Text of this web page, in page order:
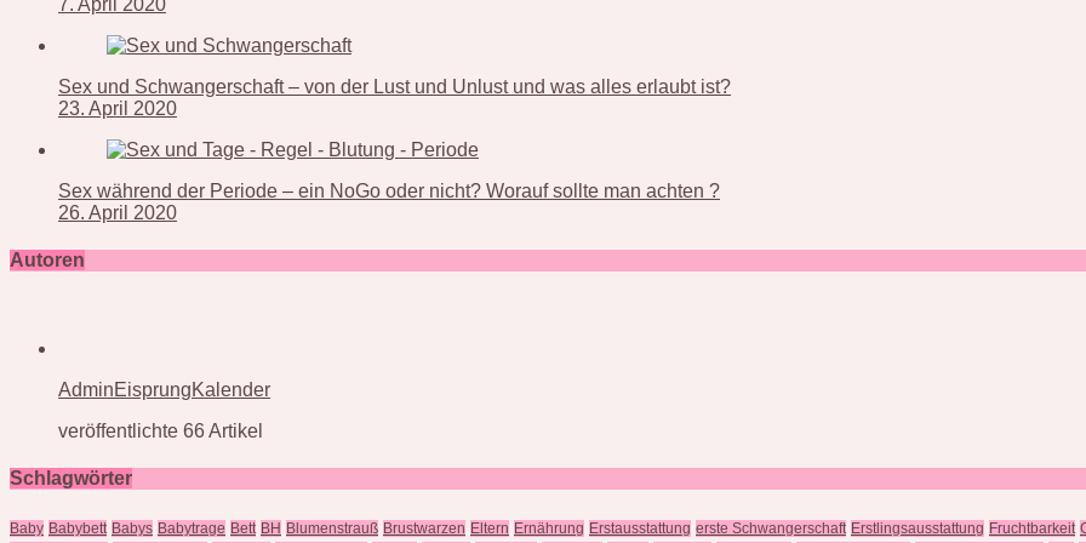
Sex und Schwangerschaft – von der Lust und Unlust und was alles erlaubt ist?
23. April 2020
Sex während der Periode – ein NoGo oder nicht? Worauf sollte man achten ?
26. April 2020
Autoren
AdminEisprungKalender
veröffentlichte 66 Artikel
Schlagwörter
Baby Babybett Babys Babytrage Bett BH Blumenstrauß Brustwarzen Eltern Ernährung Erstausstattung erste Schwangerschaft Erstlingsausstattung Fruchtbarkeit